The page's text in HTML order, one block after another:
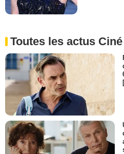
Toutes les actus